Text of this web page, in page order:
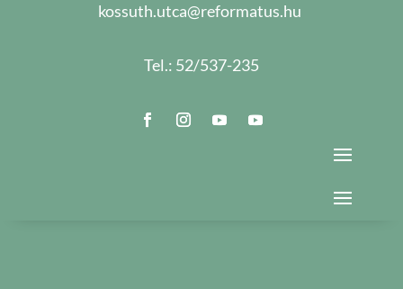
kossuth.utca@reformatus.hu
Tel.: 52/537-235